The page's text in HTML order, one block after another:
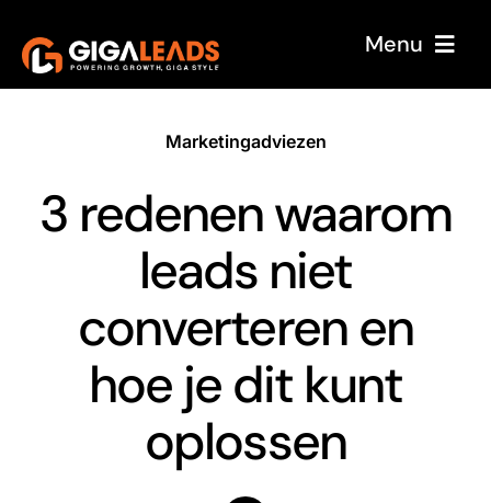
content
Menu
Home
Over ons
Onze service
Case Studies
Sectoren
Reviews
Blog
Marketingadviezen
3 redenen waarom
leads niet
converteren en
hoe je dit kunt
oplossen